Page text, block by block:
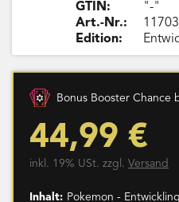
GTIN:
Art.-Nr.:
Edition:
"-"
11703
Bonus Booster Chance
44,99 €
inkl. 19% USt. zzgl. Versand
Inhalt: Pokemon -